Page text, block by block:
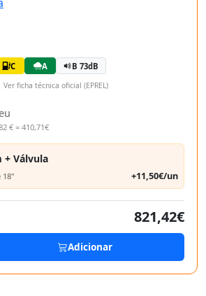
C A B 73dB
Ver ficha técnica oficial (EPREL)
€ = 410,71€
+ Válvula
18" +11,50€/un
821,42€
Adicionar